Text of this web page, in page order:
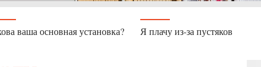
ваша основная установка? Я плачу из-за пустяков